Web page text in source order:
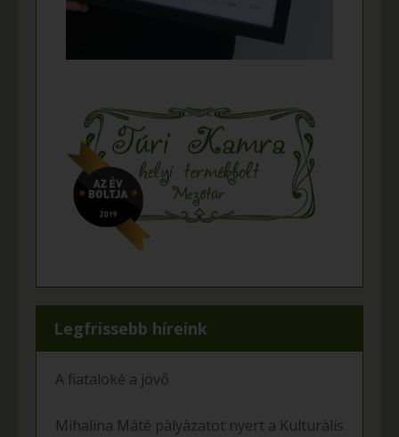
Legfrissebb híreink
A fiataloké a jövő
Mihalina Máté pàlyàzatot nyert a Kulturàlis